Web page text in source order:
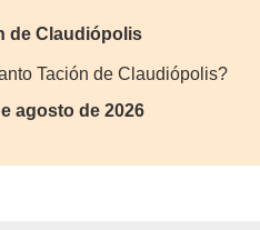
de Claudiópolis
Tación de Claudiópolis?
agosto de 2026